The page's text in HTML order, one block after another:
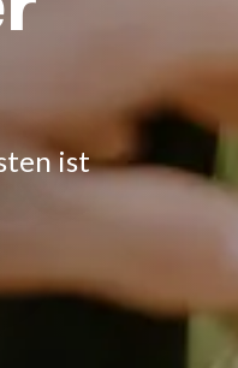
ist